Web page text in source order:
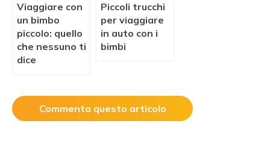
Viaggiare con
un bimbo
piccolo: quello
che nessuno ti
dice
Piccoli trucchi
per viaggiare
in auto con i
bimbi
Commenta questo articolo